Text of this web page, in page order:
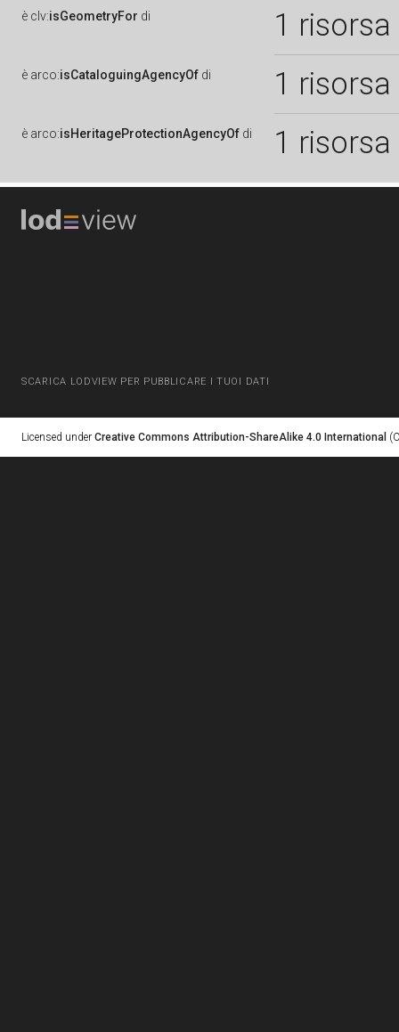
è clv:isGeometryFor di 1 risorsa
è arco:isCataloguingAgencyOf di 1 risorsa
è arco:isHeritageProtectionAgencyOf di 1 risorsa
SCARICA LODVIEW PER PUBBLICARE I TUOI DATI
Licensed under Creative Commons Attribution-ShareAlike 4.0 International